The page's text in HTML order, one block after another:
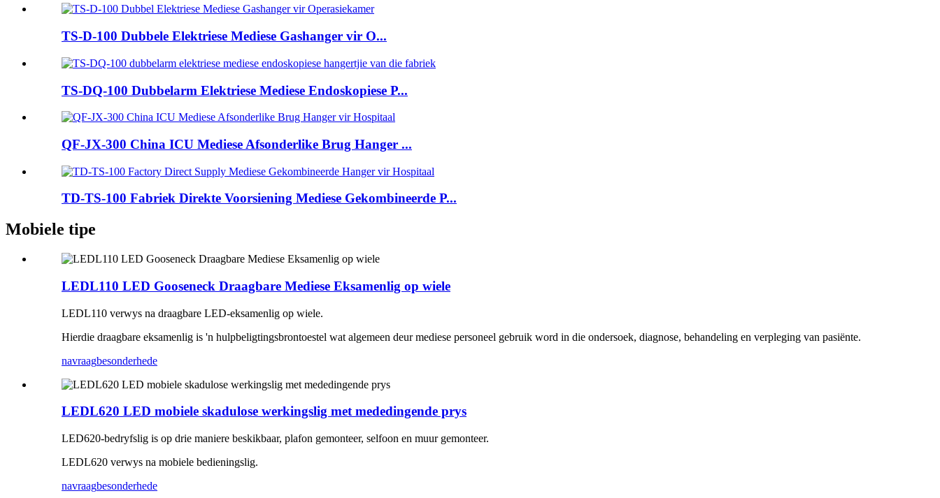
TS-D-100 Dubbele Elektriese Mediese Gashanger vir O...
TS-DQ-100 Dubbelarm Elektriese Mediese Endoskopiese P...
QF-JX-300 China ICU Mediese Afsonderlike Brug Hanger ...
TD-TS-100 Fabriek Direkte Voorsiening Mediese Gekombineerde P...
Mobiele tipe
LEDL110 LED Gooseneck Draagbare Mediese Eksamenlig op wiele
LEDL110 verwys na draagbare LED-eksamenlig op wiele.
Hierdie draagbare eksamenlig is 'n hulpbeligtingsbrontoestel wat algemeen deur mediese personeel gebruik word in die ondersoek, diagnose, behandeling en verpleging van pasiënte.
navraagbesonderhede
LEDL620 LED mobiele skadulose werkingslig met mededingende prys
LED620-bedryfslig is op drie maniere beskikbaar, plafon gemonteer, selfoon en muur gemonteer.
LEDL620 verwys na mobiele bedieningslig.
navraagbesonderhede